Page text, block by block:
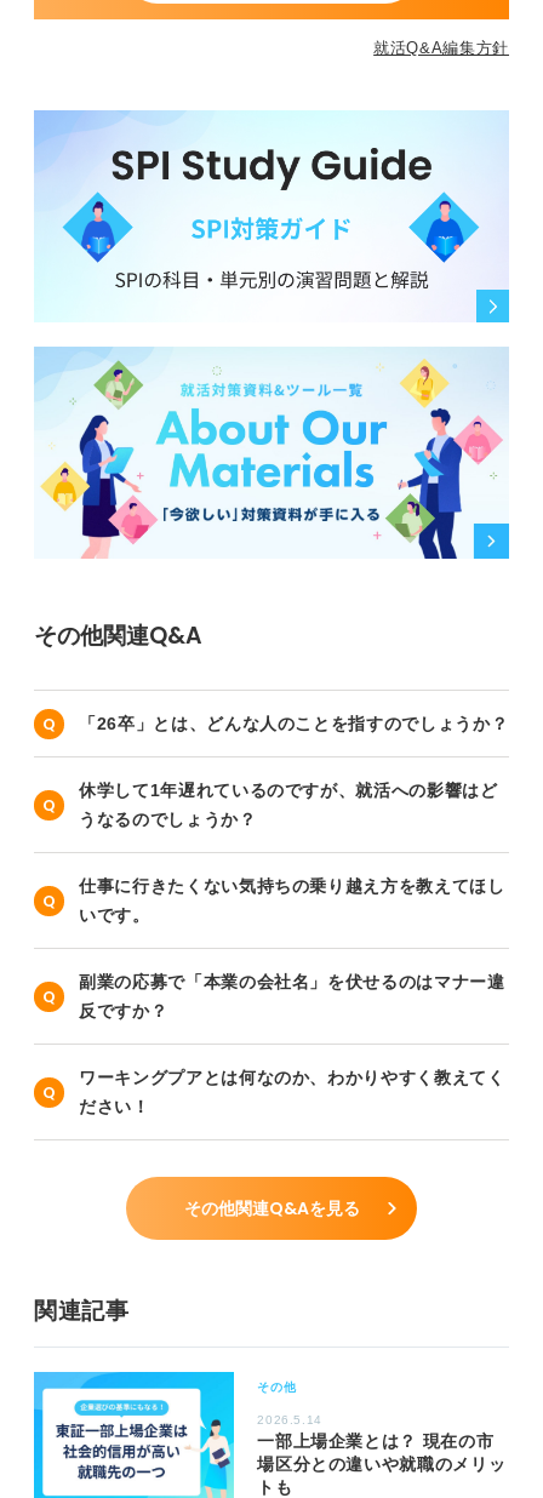
就活Q&A編集方針
その他関連Q&A
「26卒」とは、どんな人のことを指すのでしょうか？
休学して1年遅れているのですが、就活への影響はど
うなるのでしょうか？
仕事に行きたくない気持ちの乗り越え方を教えてほし
いです。
副業の応募で「本業の会社名」を伏せるのはマナー違
反ですか？
ワーキングプアとは何なのか、わかりやすく教えてく
ださい！
その他関連Q&Aを見る
関連記事
その他
2026.5.14
一部上場企業とは？ 現在の市
場区分との違いや就職のメリッ
トも